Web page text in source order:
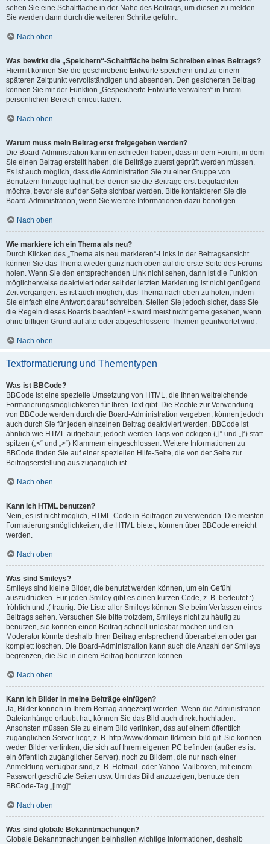
sehen Sie eine Schaltfläche in der Nähe des Beitrags, um diesen zu melden.
Sie werden dann durch die weiteren Schritte geführt.
Nach oben
Was bewirkt die „Speichern“-Schaltfläche beim Schreiben eines Beitrags?
Hiermit können Sie die geschriebene Entwürfe speichern und zu einem
späteren Zeitpunkt vervollständigen und absenden. Den gesicherten Beitrag
können Sie mit der Funktion „Gespeicherte Entwürfe verwalten“ in Ihrem
persönlichen Bereich erneut laden.
Nach oben
Warum muss mein Beitrag erst freigegeben werden?
Die Board-Administration kann entschieden haben, dass in dem Forum, in dem
Sie einen Beitrag erstellt haben, die Beiträge zuerst geprüft werden müssen.
Es ist auch möglich, dass die Administration Sie zu einer Gruppe von
Benutzern hinzugefügt hat, bei denen sie die Beiträge erst begutachten
möchte, bevor sie auf der Seite sichtbar werden. Bitte kontaktieren Sie die
Board-Administration, wenn Sie weitere Informationen dazu benötigen.
Nach oben
Wie markiere ich ein Thema als neu?
Durch Klicken des „Thema als neu markieren“-Links in der Beitragsansicht
können Sie das Thema wieder ganz nach oben auf die erste Seite des Forums
holen. Wenn Sie den entsprechenden Link nicht sehen, dann ist die Funktion
möglicherweise deaktiviert oder seit der letzten Markierung ist nicht genügend
Zeit vergangen. Es ist auch möglich, das Thema nach oben zu holen, indem
Sie einfach eine Antwort darauf schreiben. Stellen Sie jedoch sicher, dass Sie
die Regeln dieses Boards beachten! Es wird meist nicht gerne gesehen, wenn
ohne triftigen Grund auf alte oder abgeschlossene Themen geantwortet wird.
Nach oben
Textformatierung und Thementypen
Was ist BBCode?
BBCode ist eine spezielle Umsetzung von HTML, die Ihnen weitreichende
Formatierungsmöglichkeiten für Ihren Text gibt. Die Rechte zur Verwendung
von BBCode werden durch die Board-Administration vergeben, können jedoch
auch durch Sie für jeden einzelnen Beitrag deaktiviert werden. BBCode ist
ähnlich wie HTML aufgebaut, jedoch werden Tags von eckigen („[“ und „]“) statt
spitzen („<“ und „>“) Klammern eingeschlossen. Weitere Informationen zu
BBCode finden Sie auf einer speziellen Hilfe-Seite, die von der Seite zur
Beitragserstellung aus zugänglich ist.
Nach oben
Kann ich HTML benutzen?
Nein, es ist nicht möglich, HTML-Code in Beiträgen zu verwenden. Die meisten
Formatierungsmöglichkeiten, die HTML bietet, können über BBCode erreicht
werden.
Nach oben
Was sind Smileys?
Smileys sind kleine Bilder, die benutzt werden können, um ein Gefühl
auszudrücken. Für jeden Smiley gibt es einen kurzen Code, z. B. bedeutet :)
fröhlich und :( traurig. Die Liste aller Smileys können Sie beim Verfassen eines
Beitrags sehen. Versuchen Sie bitte trotzdem, Smileys nicht zu häufig zu
benutzen, sie können einen Beitrag schnell unlesbar machen und ein
Moderator könnte deshalb Ihren Beitrag entsprechend überarbeiten oder gar
komplett löschen. Die Board-Administration kann auch die Anzahl der Smileys
begrenzen, die Sie in einem Beitrag benutzen können.
Nach oben
Kann ich Bilder in meine Beiträge einfügen?
Ja, Bilder können in Ihrem Beitrag angezeigt werden. Wenn die Administration
Dateianhänge erlaubt hat, können Sie das Bild auch direkt hochladen.
Ansonsten müssen Sie zu einem Bild verlinken, das auf einem öffentlich
zugänglichen Server liegt, z. B. http://www.domain.tld/mein-bild.gif. Sie können
weder Bilder verlinken, die sich auf Ihrem eigenen PC befinden (außer es ist
ein öffentlich zugänglicher Server), noch zu Bildern, die nur nach einer
Anmeldung verfügbar sind, z. B. Hotmail- oder Yahoo-Mailboxen, mit einem
Passwort geschützte Seiten usw. Um das Bild anzuzeigen, benutze den
BBCode-Tag „[img]“.
Nach oben
Was sind globale Bekanntmachungen?
Globale Bekanntmachungen beinhalten wichtige Informationen, deshalb